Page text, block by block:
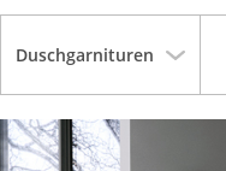
Duschgarnituren